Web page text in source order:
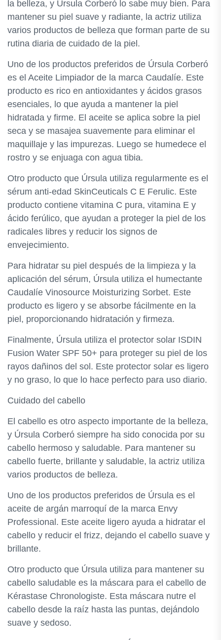
la belleza, y Úrsula Corberó lo sabe muy bien. Para
mantener su piel suave y radiante, la actriz utiliza
varios productos de belleza que forman parte de su
rutina diaria de cuidado de la piel.
Uno de los productos preferidos de Úrsula Corberó
es el Aceite Limpiador de la marca Caudalíe. Este
producto es rico en antioxidantes y ácidos grasos
esenciales, lo que ayuda a mantener la piel
hidratada y firme. El aceite se aplica sobre la piel
seca y se masajea suavemente para eliminar el
maquillaje y las impurezas. Luego se humedece el
rostro y se enjuaga con agua tibia.
Otro producto que Úrsula utiliza regularmente es el
sérum anti-edad SkinCeuticals C E Ferulic. Este
producto contiene vitamina C pura, vitamina E y
ácido ferúlico, que ayudan a proteger la piel de los
radicales libres y reducir los signos de
envejecimiento.
Para hidratar su piel después de la limpieza y la
aplicación del sérum, Úrsula utiliza el humectante
Caudalíe Vinosource Moisturizing Sorbet. Este
producto es ligero y se absorbe fácilmente en la
piel, proporcionando hidratación y firmeza.
Finalmente, Úrsula utiliza el protector solar ISDIN
Fusion Water SPF 50+ para proteger su piel de los
rayos dañinos del sol. Este protector solar es ligero
y no graso, lo que lo hace perfecto para uso diario.
Cuidado del cabello
El cabello es otro aspecto importante de la belleza,
y Úrsula Corberó siempre ha sido conocida por su
cabello hermoso y saludable. Para mantener su
cabello fuerte, brillante y saludable, la actriz utiliza
varios productos de belleza.
Uno de los productos preferidos de Úrsula es el
aceite de argán marroquí de la marca Envy
Professional. Este aceite ligero ayuda a hidratar el
cabello y reducir el frizz, dejando el cabello suave y
brillante.
Otro producto que Úrsula utiliza para mantener su
cabello saludable es la máscara para el cabello de
Kérastase Chronologiste. Esta máscara nutre el
cabello desde la raíz hasta las puntas, dejándolo
suave y sedoso.